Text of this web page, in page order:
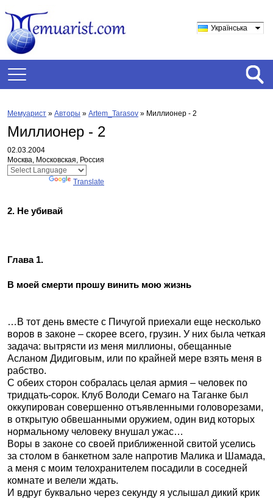
Українська
Мемуарист » Авторы » Artem_Tarasov » Миллионер - 2
Миллионер - 2
02.03.2004
Москва, Московская, Россия
Translate
2. Не убивай
Глава 1.
В моей смерти прошу винить мою жизнь
…В тот день вместе с Пичугой приехали еще несколько
воров в законе – скорее всего, грузин. У них была четкая
задача: вытрясти из меня миллионы, обещанные
Асланом Дидиговым, или по крайней мере взять меня в
рабство.
С обеих сторон собралась целая армия – человек по
тридцать-сорок. Клуб Володи Семаго на Таганке был
оккупирован совершенно отъявленными головорезами,
в открытую обвешанными оружием, один вид которых
нормальному человеку внушал ужас…
Воры в законе со своей приближенной свитой уселись
за столом в банкетном зале напротив Малика и Шамада,
а меня с моим телохранителем посадили в соседней
комнате и велели ждать.
И вдруг буквально через секунду я услышал дикий крик